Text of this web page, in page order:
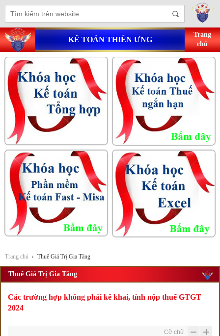
KẾ TOÁN THIÊN ƯNG
Trang
chủ
Trang chủ Thuế Giá Trị Gia Tăng
Thuế Giá Trị Gia Tăng
Các trường hợp không phải kê khai, tính nộp thuế GTGT
2024
Cỡ chữ